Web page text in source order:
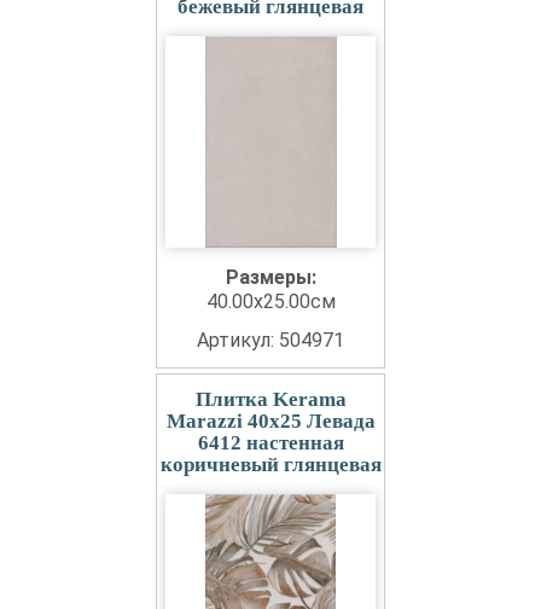
бежевый глянцевая
Размеры:
40.00x25.00см
Артикул: 504971
Плитка Kerama
Marazzi 40x25 Левада
6412 настенная
коричневый глянцевая